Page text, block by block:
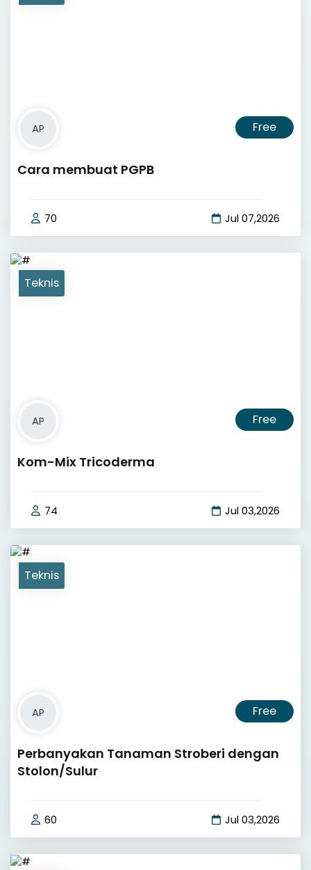
AP Free
Cara membuat PGPB
70 Jul 07,2026
Teknis
AP Free
Kom-Mix Tricoderma
74 Jul 03,2026
Teknis
AP Free
Perbanyakan Tanaman Stroberi dengan
Stolon/Sulur
60 Jul 03,2026